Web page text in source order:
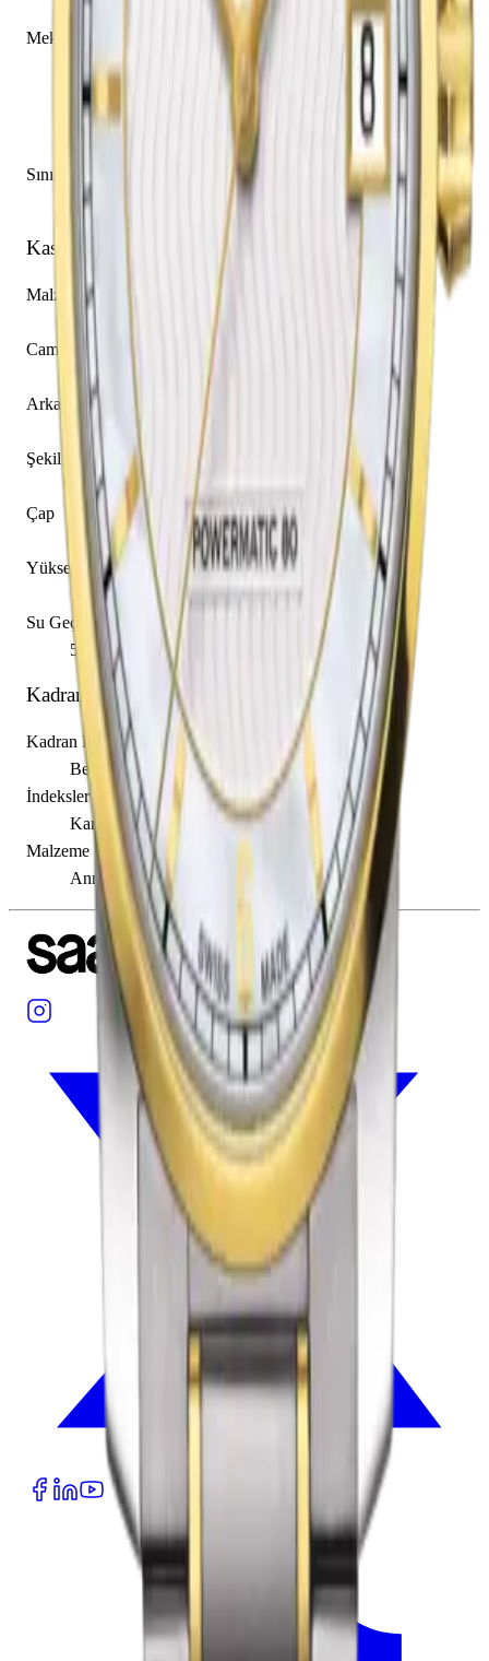
Caliber C07.111
Mekanizma Açıklaması
Saat
Dakika
Saniye
Sınırlı Üretim
Hayır
Kasa
Malzeme
Titanyum
Cam
Safir
Arka Kapak
Açık
Şekil
Yuvarlak
Çap
32.00 mm
Yükseklik
10.00 mm
Su Geçirmezlik
50.00 m
Kadran
Kadran Rengi
Beyaz
İndeksler
Karışık
Malzeme
Anne İncisi